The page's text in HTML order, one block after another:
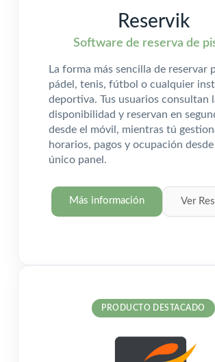
Reservik
Software de reserva de
La forma más sencilla de reservar
pádel, tenis, fútbol o cualquier
deportiva. Tus usuarios consultan
disponibilidad y reservan en
desde el móvil, mientras tú
horarios, pagos y ocupación
único panel.
Más información Ver
PRODUCTO DESTACADO